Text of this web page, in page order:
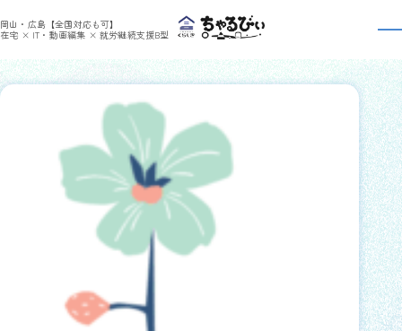
岡山・広島【全国対応も可】
在宅 × IT・動画編集 × 就労継続支援B型
mint さんの記事
mintさんの日報一覧